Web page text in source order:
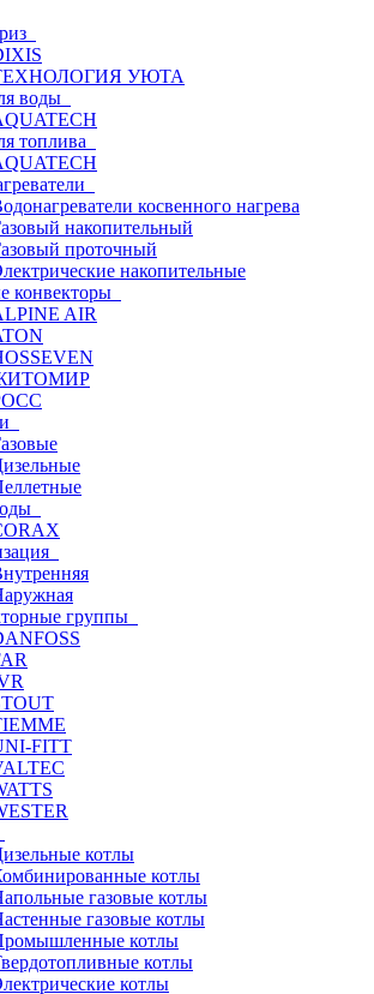
УЮТА
воды
топлива
косвенного нагрева
накопительный
проточный
накопительные
конвекторы
AIR
группы
FITT
котлы
котлы
газовые котлы
газовые котлы
котлы
котлы
котлы